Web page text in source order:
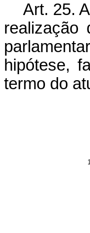
Art. 25.
realização
hipótese,
termo do